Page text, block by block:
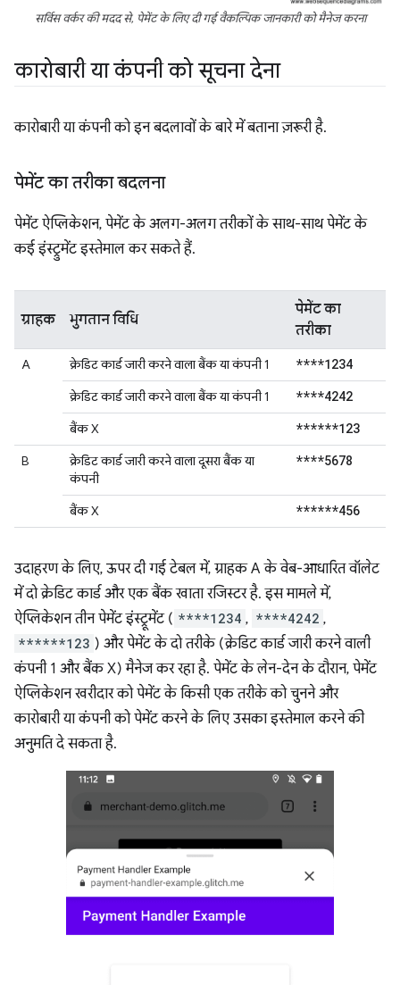
सर्विस वर्कर की मदद से, पेमेंट के लिए दी गई वैकल्पिक जानकारी को मैनेज करना
कारोबारी या कंपनी को सूचना देना
कारोबारी या कंपनी को इन बदलावों के बारे में बताना ज़रूरी है.
पेमेंट का तरीका बदलना
पेमेंट ऐप्लिकेशन, पेमेंट के अलग-अलग तरीकों के साथ-साथ पेमेंट के
कई इंस्ट्रुमेंट इस्तेमाल कर सकते हैं.
ग्राहक भुगतान विधि
पेमेंट का
तरीका
A क्रेडिट कार्ड जारी करने वाला बैंक या कंपनी 1 ****1234
क्रेडिट कार्ड जारी करने वाला बैंक या कंपनी 1 ****4242
बैंक X ******123
B
क्रेडिट कार्ड जारी करने वाला दूसरा बैंक या
कंपनी
****5678
बैंक X ******456
उदाहरण के लिए, ऊपर दी गई टेबल में, ग्राहक A के वेब-आधारित वॉलेट
में दो क्रेडिट कार्ड और एक बैंक खाता रजिस्टर है. इस मामले में,
ऐप्लिकेशन तीन पेमेंट इंस्ट्रूमेंट ( ****1234 , ****4242 ,
******123 ) और पेमेंट के दो तरीके (क्रेडिट कार्ड जारी करने वाली
कंपनी 1 और बैंक X) मैनेज कर रहा है. पेमेंट के लेन-देन के दौरान, पेमेंट
ऐप्लिकेशन खरीदार को पेमेंट के किसी एक तरीके को चुनने और
कारोबारी या कंपनी को पेमेंट करने के लिए उसका इस्तेमाल करने की
अनुमति दे सकता है.